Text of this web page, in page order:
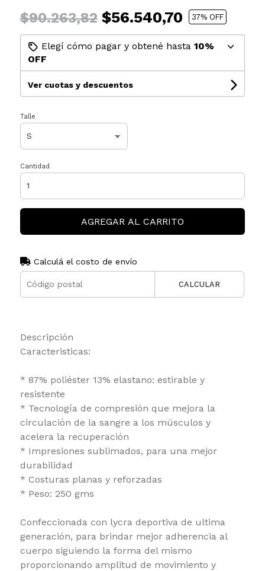
$90.263,82$56.540,70 37% OFF
Elegí cómo pagar y obtené hasta 10%
OFF
Ver cuotas y descuentos
Talle
Cantidad
AGREGAR AL CARRITO
Calculá el costo de envío
CALCULAR
Descripción
Caracteristicas:
* 87% poliéster 13% elastano: estirable y
resistente
* Tecnología de compresión que mejora la
circulación de la sangre a los músculos y
acelera la recuperación
* Impresiones sublimados, para una mejor
durabilidad
* Costuras planas y reforzadas
* Peso: 250 gms
Confeccionada con lycra deportiva de ultima
generación, para brindar mejor adherencia al
cuerpo siguiendo la forma del mismo
proporcionando amplitud de movimiento y